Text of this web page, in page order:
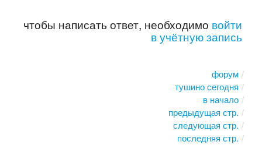
чтобы написать ответ, необходимо войти
в учётную запись
форум
тушино сегодня
в начало
предыдущая стр.
следующая стр.
последняя стр.